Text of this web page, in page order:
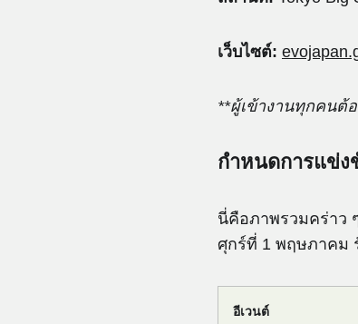
เว็บไซต์:
**ผู้เข้างานทุกคนต้
กำหนดการแข่ง
นี่คือภาพรวมคร่าว
ศุกร์ที่ 1 พฤษภาคม
อีเวนต์